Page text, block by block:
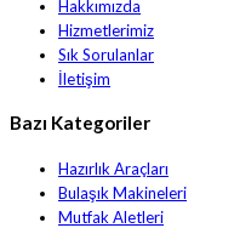
Hakkımızda
Hizmetlerimiz
Sık Sorulanlar
İletişim
Bazı Kategoriler
Hazırlık Araçları
Bulaşık Makineleri
Mutfak Aletleri